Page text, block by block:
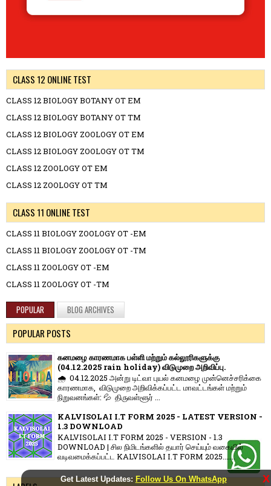
Get Latest Updates:Follow Us On WhatsApp X
CLASS 12 ONLINE TEST
CLASS 12 BIOLOGY BOTANY OT EM
CLASS 12 BIOLOGY BOTANY OT TM
CLASS 12 BIOLOGY ZOOLOGY OT EM
CLASS 12 BIOLOGY ZOOLOGY OT TM
CLASS 12 ZOOLOGY OT EM
CLASS 12 ZOOLOGY OT TM
CLASS 11 ONLINE TEST
CLASS 11 BIOLOGY ZOOLOGY OT -EM
CLASS 11 BIOLOGY ZOOLOGY OT -TM
CLASS 11 ZOOLOGY OT -EM
CLASS 11 ZOOLOGY OT -TM
POPULAR BLOG ARCHIVES
POPULAR POSTS
கனமழை காரணமாக பள்ளி மற்றும் கல்லூரிகளுக்கு
(04.12.2025 rain holiday) விடுமுறை அறிவிப்பு.
🌧️ 04.12.2025 அன்று டிட்வா புயல் கனமழை முன்னெச்சரிக்கை
காரணமாக, விடுமுறை அறிவிக்கப்பட்ட மாவட்டங்கள் மற்றும்
நிறுவனங்கள்: 💦 திருவள்ளூர் ...
KALVISOLAI I.T FORM 2025 - LATEST VERSION -
1.3 DOWNLOAD
KALVISOLAI I.T FORM 2025 - VERSION - 1.3
DOWNLOAD | சில நிமிடங்களில் தயார் செய்யும் வகையில்
வடிவமைக்கப்பட்ட KALVISOLAI I.T FORM 2025.......